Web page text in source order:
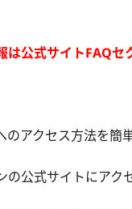
は公式サイトFAQセ
のアクセス方法を簡
公式サイトにアク